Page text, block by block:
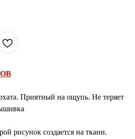
Приятный на ощупь. Не теряет
рисунок создается на ткани.